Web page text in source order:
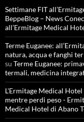
Settimane FIT
BeppeBlog – News
all’Ermitage Medical
Terme Euganee:
natura, acqua e fanghi
su Terme Euganee:
termali, medicina
L'Ermitage Medical
mentre perdi peso -
Medical Hotel di Abano